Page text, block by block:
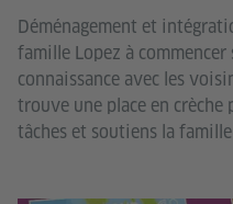
Déménagement et
famille Lopez à
connaissance avec les
trouve une place en crèche
tâches et soutiens la